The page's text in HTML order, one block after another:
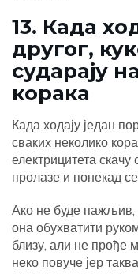
13. Када
другог,
сударају
корака
Када ходају један
сваких неколико
електрицитета скачу
пролазе и понекад се
Ако не буде пажљив,
она обухватити
близу, али не прође
неко повуче јер